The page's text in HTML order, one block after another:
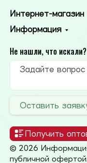
Интернет-магазин
Информация
Не нашли, что искали?
Оставить
Получить
© 2026
публичной офертой.